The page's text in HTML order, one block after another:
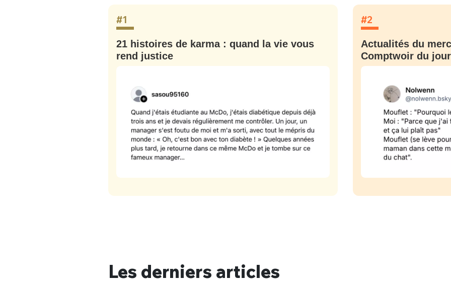
#1
21 histoires de karma : quand la vie vous
rend justice
#2
Actualités du
Comptwoir du jour
Les derniers articles
PASSWORD
Ma propre
sélection